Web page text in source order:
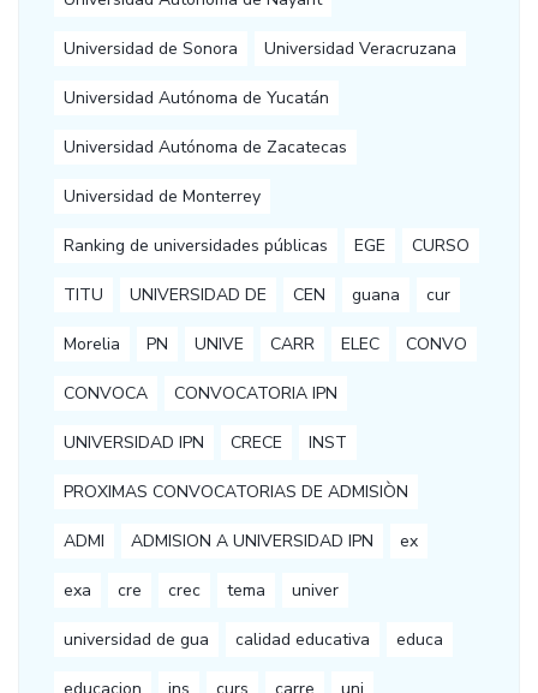
Universidad de Sonora Universidad Veracruzana
Universidad Autónoma de Yucatán
Universidad Autónoma de Zacatecas
Universidad de Monterrey
Ranking de universidades públicas EGE CURSO
TITU UNIVERSIDAD DE CEN guana cur
Morelia PN UNIVE CARR ELEC CONVO
CONVOCA CONVOCATORIA IPN
UNIVERSIDAD IPN CRECE INST
PROXIMAS CONVOCATORIAS DE ADMISIÒN
ADMI ADMISION A UNIVERSIDAD IPN ex
exa cre crec tema univer
universidad de gua calidad educativa educa